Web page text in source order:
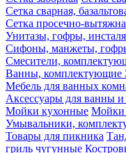
Сетка сварная,
Сетка просечно-
Унитазы, гофры,
Сифоны, манжеты,
Смесители,
Ванны, комплектующие
Мебель для ванных
Аксессуары для ванны
Мойки кухонные Мойки
Умывальники,
Товары для пикника
гриль чугунные